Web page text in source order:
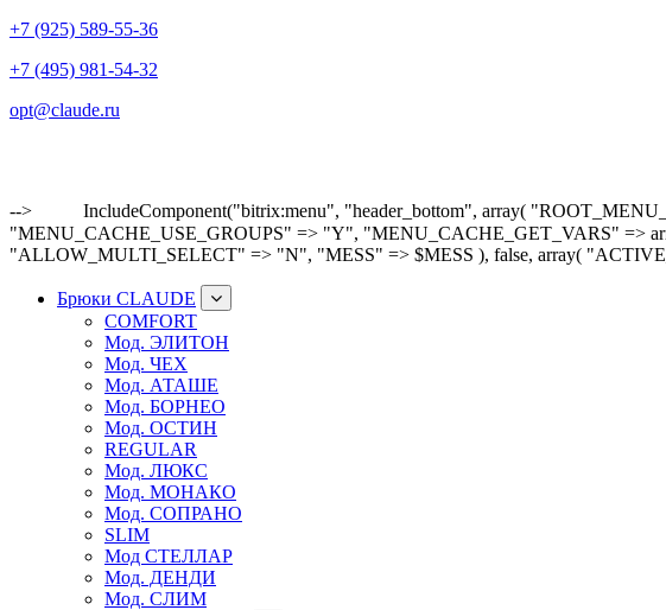
+7 (925) 589-55-36
+7 (495) 981-54-32
opt@claude.ru
-->
IncludeComponent("bitrix:menu", "header_bottom", array(
"MENU_CACHE_USE_GROUPS" => "Y", "MENU_CACHE_GET_VARS"
"ALLOW_MULTI_SELECT" => "N", "MESS" => $MESS ), false, array(
Брюки CLAUDE
COMFORT
Мод. ЭЛИТОН
Мод. ЧЕХ
Мод. АТАШЕ
Мод. БОРНЕО
Мод. ОСТИН
REGULAR
Мод. ЛЮКС
Мод. МОНАКО
Мод. СОПРАНО
SLIM
Мод СТЕЛЛАР
Мод. ДЕНДИ
Мод. СЛИМ